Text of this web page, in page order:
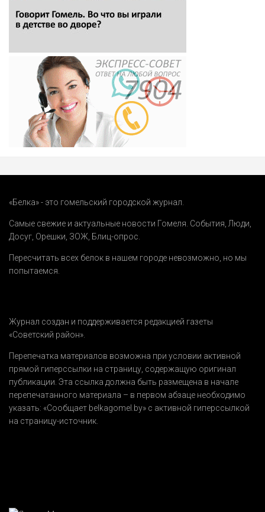
«Белка» - это гомельский городской журнал.
Самые свежие и актуальные новости Гомеля. События Люди
Досуг Орешки ЗОЖ Блиц-опрос
Пересчитать всех белок в нашем городе невозможно, но мы
попытаемся.
Журнал создан и поддерживается редакцией газеты
«Советский район».
Перепечатка материалов возможна при условии активной
прямой гиперссылки на страницу, содержащую оригинал
публикации. Эта ссылка должна быть размещена в начале
перепечатанного материала – в первом абзаце необходимо
указать: «Сообщает belkagomel.by» с активной гиперссылкой
на страницу-источник.